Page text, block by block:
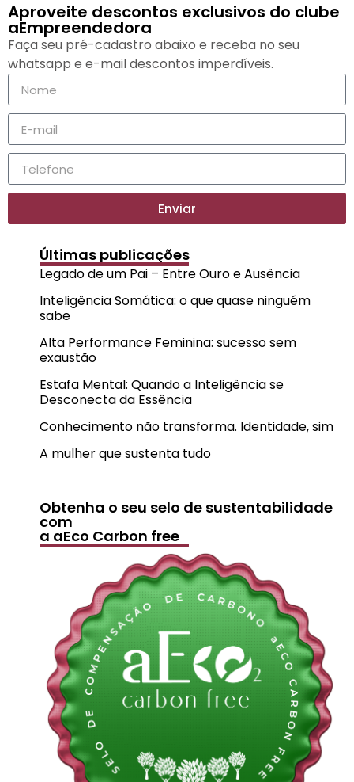
Aproveite descontos exclusivos do clube
aEmpreendedora
Faça seu pré-cadastro abaixo e receba no seu
whatsapp e e-mail descontos imperdíveis.
Enviar
Últimas publicações
Legado de um Pai – Entre Ouro e Ausência
Inteligência Somática: o que quase ninguém
sabe
Alta Performance Feminina: sucesso sem
exaustão
Estafa Mental: Quando a Inteligência se
Desconecta da Essência
Conhecimento não transforma. Identidade, sim
A mulher que sustenta tudo
Obtenha o seu selo de sustentabilidade
com
a aEco Carbon free